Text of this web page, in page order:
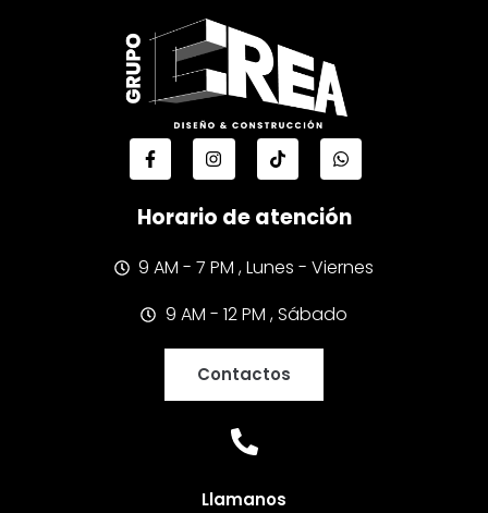
Horario de atención
9 AM - 7 PM , Lunes - Viernes
9 AM - 12 PM , Sábado
Contactos
Llamanos